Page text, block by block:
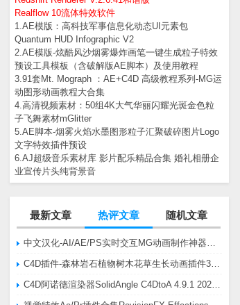
Realflow 10流体特效软件
1.AE模版：高科技军事信息化动态UI元素包
Quantum HUD Infographic V2
2.AE模版-炫酷风沙烟雾爆炸画笔一键生成粒子特效
预设工具模板（含破解版AE脚本）及使用教程
3.91套Mt. Mograph ：AE+C4D 高级教程系列-MG运
动图形动画教程大合集
4.高清视频素材：50组4K大气华丽闪耀光斑金色粒
子飞舞素材mGlitter
5.AE脚本-烟雾火焰水墨图形粒子汇聚破碎图片Logo
文字特效插件预设
6.AJ超级音乐素材库 影片配乐精品合集 婚礼相册企
业宣传片头纯背景音
最新文章 热评文章 随机文章